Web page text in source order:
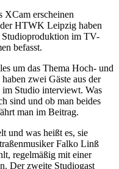
XCam erscheinen
HTWK Leipzig haben
Studioproduktion im TV-
befasst.
um das Thema Hoch- und
zwei Gäste aus der
Studio interviewt. Was
sind und ob man beides
man im Beitrag.
und was heißt es, sie
Falko Linß
regelmäßig mit einer
Der zweite Studiogast